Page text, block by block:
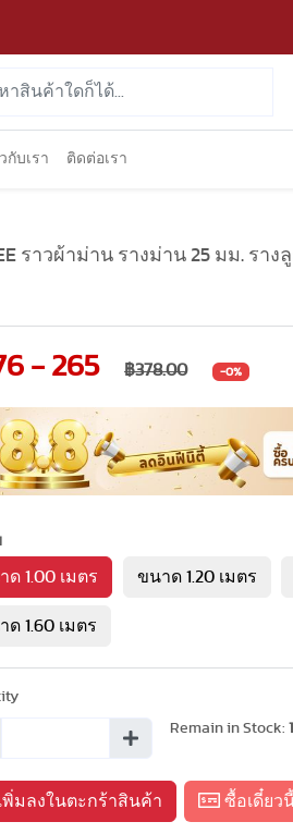
กับเรา ติดต่อเรา
ราวผ้าม่าน รางม่าน 25 มม. รา
- 265 ฿378.00 -0%
ด 1.00 เมตร ขนาด 1.20 เมตร
ด 1.60 เมตร
Remain in Stock:
พิ่มลงในตะกร้าสินค้า ซื้อเดี๋ยว